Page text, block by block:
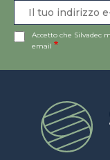
Accetto che Silvadec
email